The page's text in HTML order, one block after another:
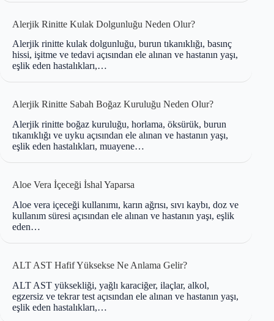
Alerjik Rinitte Kulak Dolgunluğu Neden Olur?
Alerjik rinitte kulak dolgunluğu, burun tıkanıklığı, basınç
hissi, işitme ve tedavi açısından ele alınan ve hastanın yaşı,
eşlik eden hastalıkları,…
Alerjik Rinitte Sabah Boğaz Kuruluğu Neden Olur?
Alerjik rinitte boğaz kuruluğu, horlama, öksürük, burun
tıkanıklığı ve uyku açısından ele alınan ve hastanın yaşı,
eşlik eden hastalıkları, muayene…
Aloe Vera İçeceği İshal Yaparsa
Aloe vera içeceği kullanımı, karın ağrısı, sıvı kaybı, doz ve
kullanım süresi açısından ele alınan ve hastanın yaşı, eşlik
eden…
ALT AST Hafif Yüksekse Ne Anlama Gelir?
ALT AST yüksekliği, yağlı karaciğer, ilaçlar, alkol,
egzersiz ve tekrar test açısından ele alınan ve hastanın yaşı,
eşlik eden hastalıkları,…